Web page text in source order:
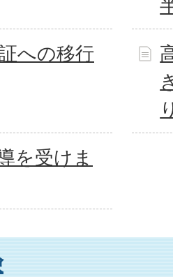
への移行
を受けま